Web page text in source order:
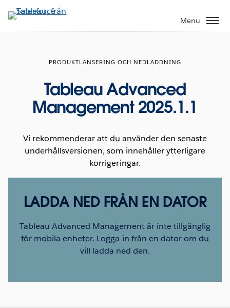
vidare
Menu
PRODUKTLANSERING OCH NEDLADDNING
Tableau Advanced
Management 2025.1.1
Vi rekommenderar att du använder den senaste
underhållsversionen, som innehåller ytterligare
korrigeringar.
LADDA NED FRÅN EN DATOR
Tableau Advanced Management är inte tillgänglig
för mobila enheter. Logga in från en dator om du
vill ladda ned den.